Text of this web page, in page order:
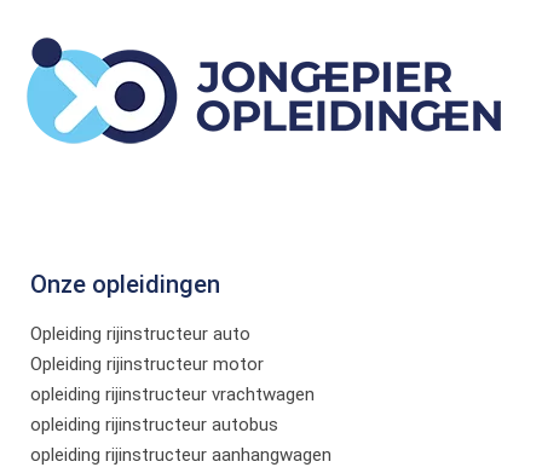
Onze opleidingen
Opleiding rijinstructeur auto
Opleiding rijinstructeur motor
opleiding rijinstructeur vrachtwagen
opleiding rijinstructeur autobus
opleiding rijinstructeur aanhangwagen